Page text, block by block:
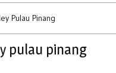
Pulau Pinang
pulau pinang